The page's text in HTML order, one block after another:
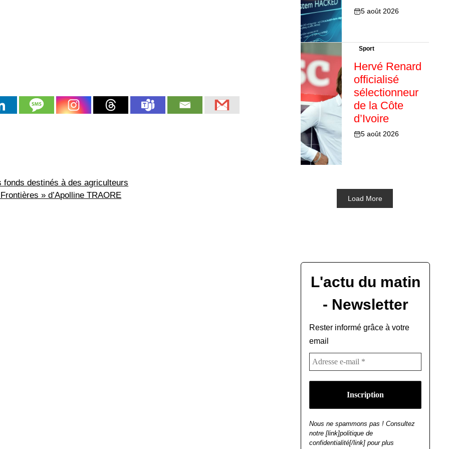
destinés à des agriculteurs
» d’Apolline TRAORE
5 août 2026
Sport
Hervé Renard
officialisé
sélectionneur
de la Côte
d’Ivoire
5 août 2026
Load More
L'actu du matin
- Newsletter
Rester informé grâce à votre
email
Nous ne spammons pas ! Consultez
notre [link]politique de
confidentialité[/link] pour plus